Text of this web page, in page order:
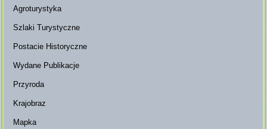
Agroturystyka
Szlaki Turystyczne
Postacie Historyczne
Wydane Publikacje
Przyroda
Krajobraz
Mapka